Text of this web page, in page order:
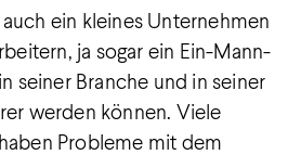
ein kleines Unternehmen
ja sogar ein Ein-Mann-
seiner Branche und in seiner
werden können. Viele
Probleme mit dem